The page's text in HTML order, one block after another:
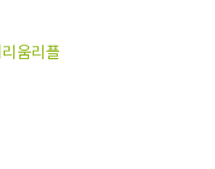
움리플